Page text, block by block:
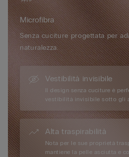
morbida e ultrafine, è avvolgente e
per un effetto “seconda pelle“, è
perfetto alleato per ogni donna,
occasione.
Microfibra
Senza cuciture progettata per
naturalezza.
Vestibilità invisibile
Il design senza cuciture è
vestibilità invisibile sotto gli
Alta traspirabilità
Nota per le sue proprietà
mantiene la pelle asciutta e